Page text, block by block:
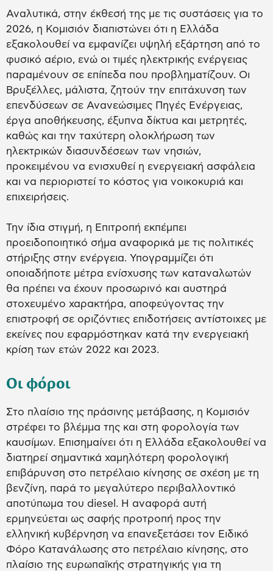
Αναλυτικά, στην έκθεσή της με τις συστάσεις για το
2026, η Κομισιόν διαπιστώνει ότι η Ελλάδα
εξακολουθεί να εμφανίζει υψηλή εξάρτηση από το
φυσικό αέριο, ενώ οι τιμές ηλεκτρικής ενέργειας
παραμένουν σε επίπεδα που προβληματίζουν. Οι
Βρυξέλλες, μάλιστα, ζητούν την επιτάχυνση των
επενδύσεων σε Ανανεώσιμες Πηγές Ενέργειας,
έργα αποθήκευσης, έξυπνα δίκτυα και μετρητές,
καθώς και την ταχύτερη ολοκλήρωση των
ηλεκτρικών διασυνδέσεων των νησιών,
προκειμένου να ενισχυθεί η ενεργειακή ασφάλεια
και να περιοριστεί το κόστος για νοικοκυριά και
επιχειρήσεις.
Την ίδια στιγμή, η Επιτροπή εκπέμπει
προειδοποιητικό σήμα αναφορικά με τις πολιτικές
στήριξης στην ενέργεια. Υπογραμμίζει ότι
οποιαδήποτε μέτρα ενίσχυσης των καταναλωτών
θα πρέπει να έχουν προσωρινό και αυστηρά
στοχευμένο χαρακτήρα, αποφεύγοντας την
επιστροφή σε οριζόντιες επιδοτήσεις αντίστοιχες με
εκείνες που εφαρμόστηκαν κατά την ενεργειακή
κρίση των ετών 2022 και 2023.
Οι φόροι
Στο πλαίσιο της πράσινης μετάβασης, η Κομισιόν
στρέφει το βλέμμα της και στη φορολογία των
καυσίμων. Επισημαίνει ότι η Ελλάδα εξακολουθεί να
διατηρεί σημαντικά χαμηλότερη φορολογική
επιβάρυνση στο πετρέλαιο κίνησης σε σχέση με τη
βενζίνη, παρά το μεγαλύτερο περιβαλλοντικό
αποτύπωμα του diesel. Η αναφορά αυτή
ερμηνεύεται ως σαφής προτροπή προς την
ελληνική κυβέρνηση να επανεξετάσει τον Ειδικό
Φόρο Κατανάλωσης στο πετρέλαιο κίνησης, στο
πλαίσιο της ευρωπαϊκής στρατηγικής για τη